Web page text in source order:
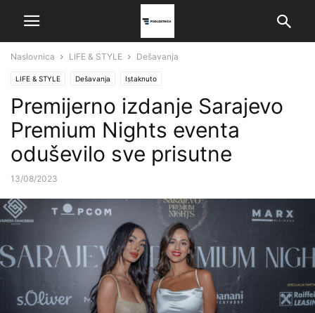
Naslovnica LIFE & STYLE Dešavanja
LIFE & STYLE Dešavanja Istaknuto
Premijerno izdanje Sarajevo
Premium Nights eventa
oduševilo sve prisutne
13/08/2023